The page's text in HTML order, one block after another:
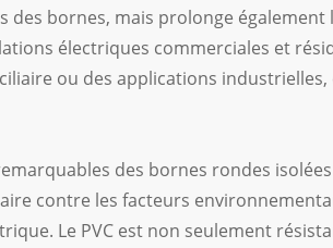
des bornes, mais prolonge
électriques commerciales et
ou des applications
des bornes rondes
contre les facteurs
Le PVC est non seulement